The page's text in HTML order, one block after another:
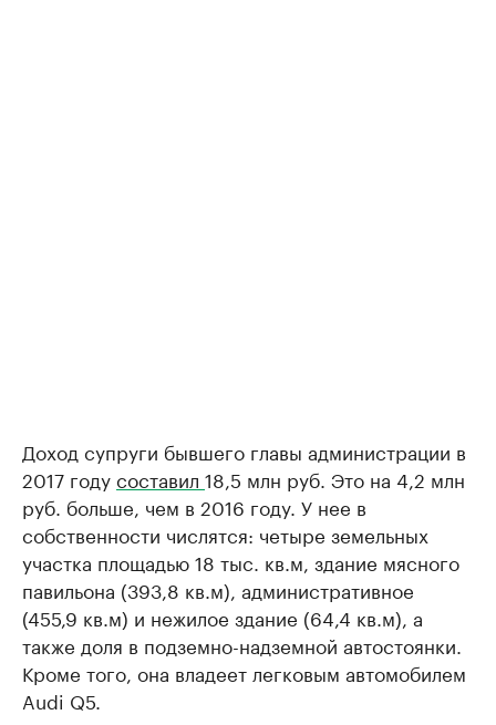
Доход супруги бывшего главы администрации в
2017 годусоставил 18,5 млн руб. Это на 4,2 млн
руб. больше, чем в 2016 году. У нее в
собственности числятся: четыре земельных
участка площадью 18 тыс. кв.м, здание мясного
павильона (393,8 кв.м), административное
(455,9 кв.м) и нежилое здание (64,4 кв.м), а
также доля в подземно-надземной автостоянки.
Кроме того, она владеет легковым автомобилем
Audi Q5.